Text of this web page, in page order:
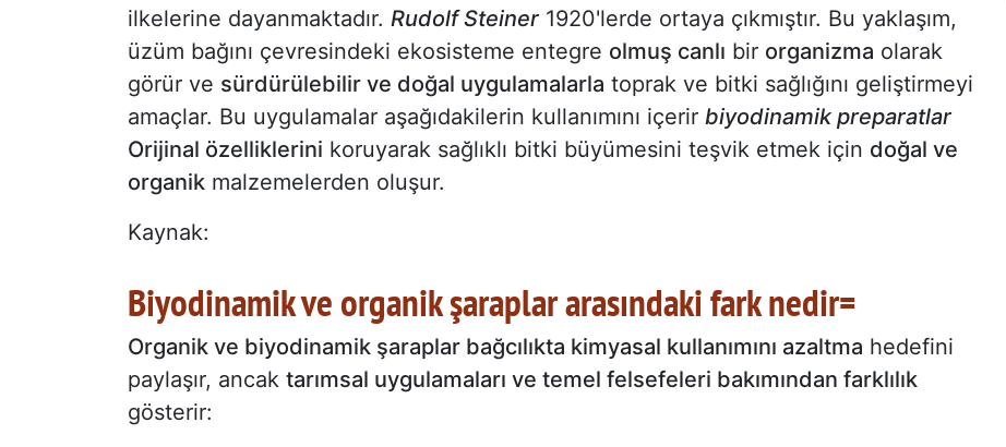
ilkelerine dayanmaktadır. Rudolf Steiner 1920'lerde ortaya çıkmıştır. Bu yaklaşım,
üzüm bağını çevresindeki ekosisteme entegre olmuş canlı bir organizma olarak
görür ve sürdürülebilir ve doğal uygulamalarla toprak ve bitki sağlığını geliştirmeyi
amaçlar. Bu uygulamalar aşağıdakilerin kullanımını içerir biyodinamik preparatlar
Orijinal özelliklerini koruyarak sağlıklı bitki büyümesini teşvik etmek için doğal ve
organik malzemelerden oluşur.
Kaynak:
Biyodinamik ve organik şaraplar arasındaki fark nedir=
Organik ve biyodinamik şaraplar bağcılıkta kimyasal kullanımını azaltma hedefini
paylaşır, ancak tarımsal uygulamaları ve temel felsefeleri bakımından farklılık
gösterir: